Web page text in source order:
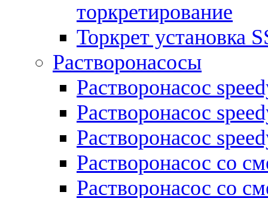
торкретирование
Торкрет установка
Растворонасосы
Растворонасос
Растворонасос
Растворонасос
Растворонасос со
Растворонасос со